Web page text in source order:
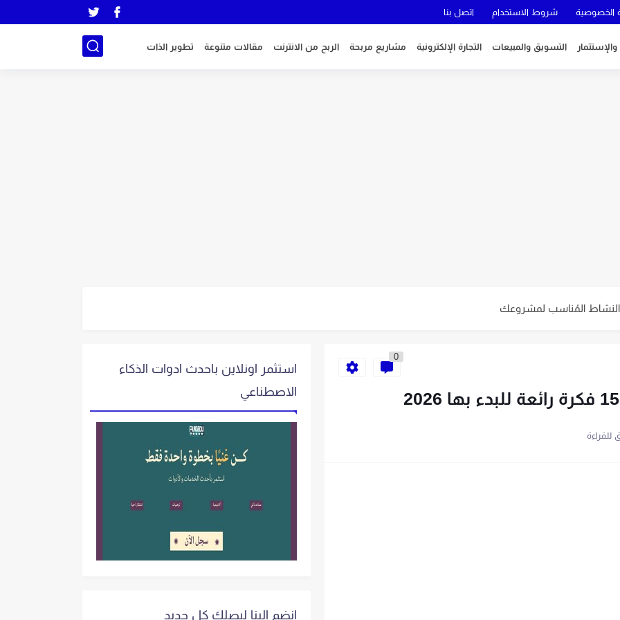
الخصوصية شروط الاستخدام اتصل بنا
والإستتمار التسويق والمبيعات التجارة الإلكترونية مشاريع مربحة الربح من الانترنت مقالات متنوعة تطوير الذات
0
استثمر اونلاين باحدث ادوات الذكاء
الاصطناعي
انضم الينا ليصلك كل جديد